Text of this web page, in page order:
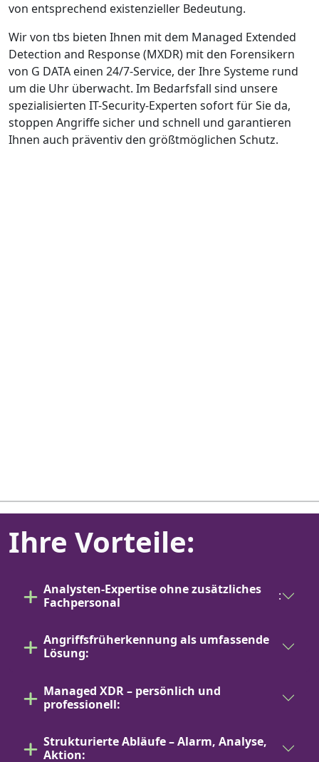
von entsprechend existenzieller Bedeutung.
Wir von tbs bieten Ihnen mit dem Managed Extended
Detection and Response (MXDR) mit den Forensikern
von G DATA einen 24/7-Service, der Ihre Systeme rund
um die Uhr überwacht. Im Bedarfsfall sind unsere
spezialisierten IT-Security-Experten sofort für Sie da,
stoppen Angriffe sicher und schnell und garantieren
Ihnen auch präventiv den größtmöglichen Schutz.
Ihre Vorteile:
Analysten-Expertise ohne zusätzliches
Fachpersonal
:
Angriffsfrüherkennung als umfassende
Lösung:
Managed XDR – persönlich und
professionell:
Strukturierte Abläufe – Alarm, Analyse,
Aktion: